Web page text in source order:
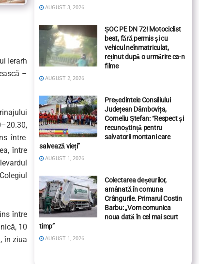
ui Ierarh
–
ui
–20.30,
între
, între
Colegiul
între
10
, în ziua
AUGUST 3, 2026
ȘOC PE DN 72! Motociclist
beat, fără permis și cu
vehicul neînmatriculat,
reținut după o urmărire ca-n
filme
AUGUST 2, 2026
Președintele Consiliului
Județean Dâmbovița,
Corneliu Ștefan: “Respect și
recunoștință pentru
salvatorii montani care
salvează vieți”
AUGUST 1, 2026
Colectarea deșeurilor,
amânată în comuna
Crângurile. Primarul Costin
Barbu: „Vom comunica
noua dată în cel mai scurt
timp”
AUGUST 1, 2026